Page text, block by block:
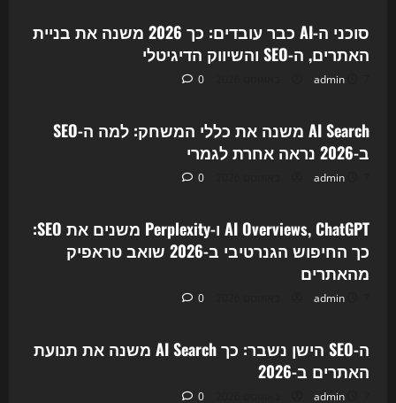
סוכני ה-AI כבר עובדים: כך 2026 משנה את בניית
האתרים, ה-SEO והשיווק הדיגיטלי
admin
0 Uncategorized
AI Search משנה את כללי המשחק: למה ה-SEO
ב-2026 נראה אחרת לגמרי
admin
0 Uncategorized
AI Overviews, ChatGPT ו-Perplexity משנים את SEO:
כך החיפוש הגנרטיבי ב-2026 שואב טראפיק
מהאתרים
admin
0 Uncategorized
ה-SEO הישן נשבר: כך AI Search משנה את תנועת
האתרים ב-2026
admin
0